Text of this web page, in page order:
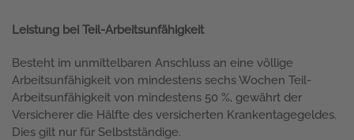
Leistung bei Teil-Arbeitsunfähigkeit
Besteht im unmittelbaren Anschluss an eine völlige
Arbeitsunfähigkeit von mindestens sechs Wochen Teil-
Arbeitsunfähigkeit von mindestens 50 %, gewährt der
Versicherer die Hälfte des versicherten Krankentagegeldes.
Dies gilt nur für Selbstständige.